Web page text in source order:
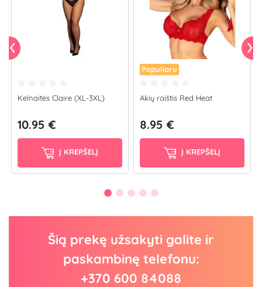
Kelnaitės Claire (XL-3XL)
10.95 €
Į KREPŠELĮ
Populiaru
Akių raištis Red Heat
8.95 €
Į KREPŠELĮ
Šią prekę užsakyti galite ir
paskambinę telefonu:
+370 600 84088